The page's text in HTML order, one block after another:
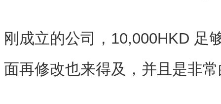
刚成立的公司，10,000HKD 足
面再修改也来得及，并且是非